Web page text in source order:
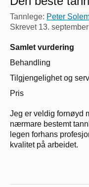
Tannlege: Peter
Skrevet 13.
Samlet vurdering
Behandling
Tilgjengelighet og
Pris
Jeg er veldig fornøyd
nærmare bestemt
legen forhans
kvalitet på arbeidet.